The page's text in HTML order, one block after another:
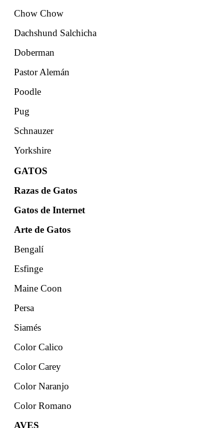
Chow Chow
Dachshund Salchicha
Doberman
Pastor Alemán
Poodle
Pug
Schnauzer
Yorkshire
GATOS
Razas de Gatos
Gatos de Internet
Arte de Gatos
Bengalí
Esfinge
Maine Coon
Persa
Siamés
Color Calico
Color Carey
Color Naranjo
Color Romano
AVES